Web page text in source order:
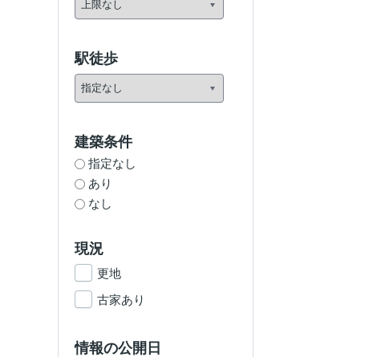
駅徒歩
建築条件
指定なし
あり
なし
現況
更地
古家あり
情報の公開日